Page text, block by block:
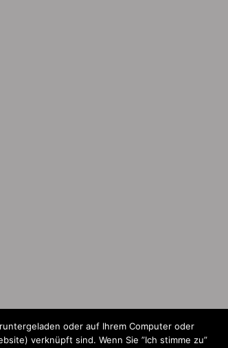
oder auf Ihrem Computer oder
verknüpft sind. Wenn Sie ”Ich stimme zu”